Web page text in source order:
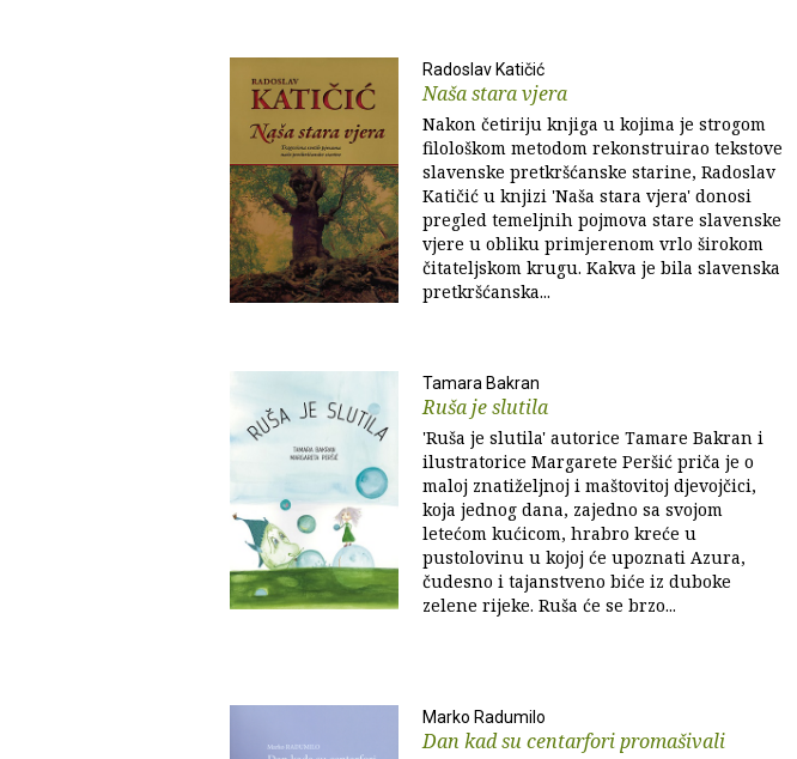
Radoslav Katičić
Naša stara vjera
Nakon četiriju knjiga u kojima je strogom
filološkom metodom rekonstruirao tekstove
slavenske pretkršćanske starine, Radoslav
Katičić u knjizi 'Naša stara vjera' donosi
pregled temeljnih pojmova stare slavenske
vjere u obliku primjerenom vrlo širokom
čitateljskom krugu. Kakva je bila slavenska
pretkršćanska...
Tamara Bakran
Ruša je slutila
'Ruša je slutila' autorice Tamare Bakran i
ilustratorice Margarete Peršić priča je o
maloj znatiželjnoj i maštovitoj djevojčici,
koja jednog dana, zajedno sa svojom
letećom kućicom, hrabro kreće u
pustolovinu u kojoj će upoznati Azura,
čudesno i tajanstveno biće iz duboke
zelene rijeke. Ruša će se brzo...
Marko Radumilo
Dan kad su centarfori promašivali